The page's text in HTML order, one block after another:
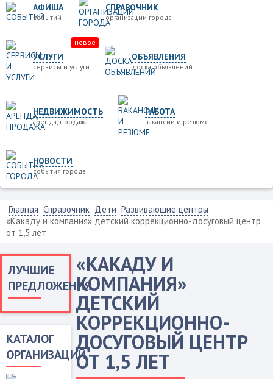
АФИША
событий
СПРАВОЧНИК
организации города
УСЛУГИ
сервисы и услуги
новое
ОБЪЯВЛЕНИЯ
доска объявлений
НЕДВИЖИМОСТЬ
аренда, продажа
РАБОТА
вакансии и резюме
НОВОСТИ
события города
Главная Справочник Дети Развивающие центры
«Какаду и компания» детский коррекционно-досуговый центр
от 1,5 лет
ЛУЧШИЕ
ПРЕДЛОЖЕНИЯ
КАТАЛОГ
ОРГАНИЗАЦИЙ
«КАКАДУ И
КОМПАНИЯ»
ДЕТСКИЙ
КОРРЕКЦИОННО-
ДОСУГОВЫЙ ЦЕНТР
ОТ 1,5 ЛЕТ